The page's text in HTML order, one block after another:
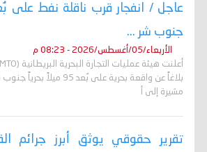
جنوب شر ...
الأربعاء/05/أغسطس/2026 - 08:23 م
بلاغاً عن واقعة بحرية على بُعد
مشيرة إلى أ
تقرير حقوقي يوثق أبرز جرائم